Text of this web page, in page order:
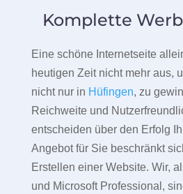
Komplette
Eine schöne Internetseite
heutigen Zeit nicht mehr aus,
nicht nur in Hüfingen, zu
Reichweite und
entscheiden über den Erfolg
Angebot für Sie beschränkt
Erstellen einer Website. Wir,
und Microsoft Professional,